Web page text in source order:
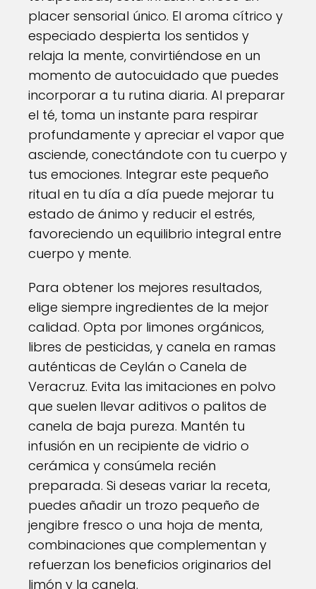
placer sensorial único. El aroma cítrico y
especiado despierta los sentidos y
relaja la mente, convirtiéndose en un
momento de autocuidado que puedes
incorporar a tu rutina diaria. Al preparar
el té, toma un instante para respirar
profundamente y apreciar el vapor que
asciende, conectándote con tu cuerpo y
tus emociones. Integrar este pequeño
ritual en tu día a día puede mejorar tu
estado de ánimo y reducir el estrés,
favoreciendo un equilibrio integral entre
cuerpo y mente.
Para obtener los mejores resultados,
elige siempre ingredientes de la mejor
calidad. Opta por limones orgánicos,
libres de pesticidas, y canela en ramas
auténticas de Ceylán o Canela de
Veracruz. Evita las imitaciones en polvo
que suelen llevar aditivos o palitos de
canela de baja pureza. Mantén tu
infusión en un recipiente de vidrio o
cerámica y consúmela recién
preparada. Si deseas variar la receta,
puedes añadir un trozo pequeño de
jengibre fresco o una hoja de menta,
combinaciones que complementan y
refuerzan los beneficios originarios del
limón y la canela.